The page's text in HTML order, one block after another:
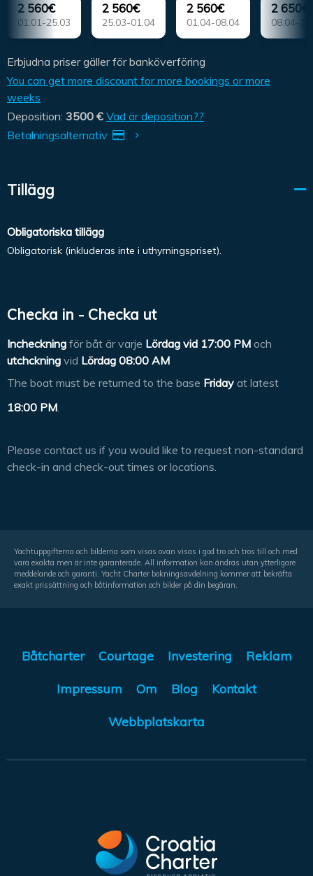
2 560€
01.01-25.03
2 560€
25.03-01.04
2 560€
01.04-08.04
2 650€
08.04-
Erbjudna priser gäller för banköverföring
You can get more discount for more bookings or more
weeks
Deposition: 3500 € Vad är deposition??
Betalningsalternativ
Tillägg
Obligatoriska tillägg
Obligatorisk (inkluderas inte i uthyrningspriset).
Checka in - Checka ut
Incheckning för båt är varje Lördag vid 17:00 PM och
utchckning vid Lördag 08:00 AM
The boat must be returned to the base Friday at latest
18:00 PM.
Please contact us if you would like to request non-standard
check-in and check-out times or locations.
Yachtuppgifterna och bilderna som visas ovan visas i god tro och tros till och med
vara exakta men är inte garanterade. All information kan ändras utan ytterligare
meddelande och garanti. Yacht Charter bokningsavdelning kommer att bekräfta
exakt prissättning och båtinformation och bilder på din begäran.
Båtcharter Courtage Investering Reklam
Impressum Om Blog Kontakt
Webbplatskarta